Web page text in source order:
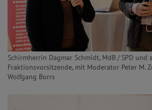
Schirmherrin Dagmar Schmidt, MdB / SPD und
Fraktionsvorsitzende, mit Moderator Peter M.
Wolfgang Borrs